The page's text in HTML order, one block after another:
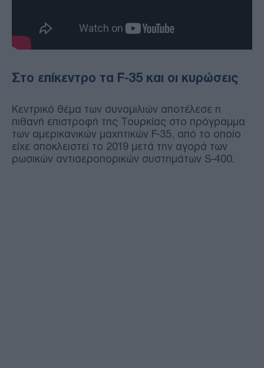
Στο επίκεντρο τα F-35 και οι κυρώσεις
Κεντρικό θέμα των συνομιλιών αποτέλεσε η
πιθανή επιστροφή της Τουρκίας στο πρόγραμμα
των αμερικανικών μαχητικών F-35, από το οποίο
είχε αποκλειστεί το 2019 μετά την αγορά των
ρωσικών αντιαεροπορικών συστημάτων S-400.